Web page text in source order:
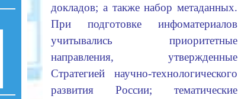
докладов; а также набор метаданных.
При подготовке инфоматериалов
учитывались приоритетные
направления, утвержденные
Стратегией научно-технологического
развития России; тематические